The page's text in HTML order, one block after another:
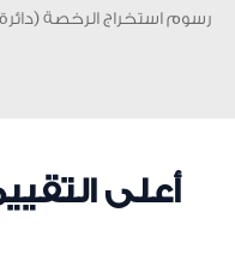
رسوم استخراج الرخصة (دائرة
أعلى